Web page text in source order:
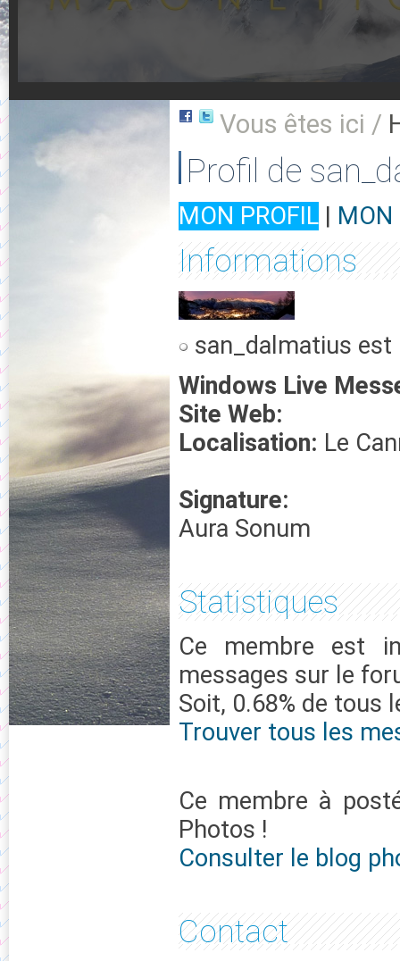
Vous êtes ici /
Profil de
MON PROFIL | MON
Informations
san_dalmatius est
Windows Live
Site Web:
Localisation: Le
Signature:
Aura Sonum
Statistiques
Ce membre est
messages sur le
Soit, 0.68% de tous
Trouver tous les
Ce membre à
Photos !
Consulter le blog
Contact